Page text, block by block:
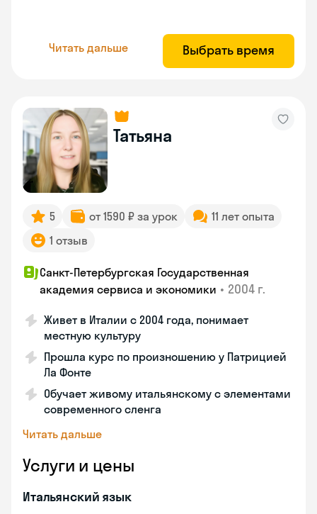
Читать дальше Выбрать время
Татьяна
5 от 1590 ₽ за урок
11 лет опыта
1 отзыв
Санкт-Петербургская Государственная
академия сервиса и экономики • 2004 г.
Живет в Италии с 2004 года, понимает
местную культуру
Прошла курс по произношению у Патрицией
Ла Фонте
Обучает живому итальянскому с элементами
современного сленга
Читать дальше
Услуги и цены
Итальянский язык